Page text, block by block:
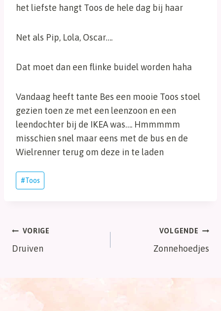
het liefste hangt Toos de hele dag bij haar
Net als Pip, Lola, Oscar….
Dat moet dan een flinke buidel worden haha
Vandaag heeft tante Bes een mooie Toos stoel
gezien toen ze met een leenzoon en een
leendochter bij de IKEA was…. Hmmmmm
misschien snel maar eens met de bus en de
Wielrenner terug om deze in te laden
Bericht
tags:
#Toos
Bericht
navigatie
VORIGE
Druiven
VOLGENDE
Zonnehoedjes